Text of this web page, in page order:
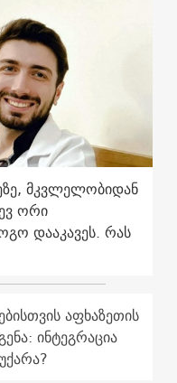
მკვლელობიდან
ორი
დააკავეს. რას
აფხაზეთის
ინტეგრაცია